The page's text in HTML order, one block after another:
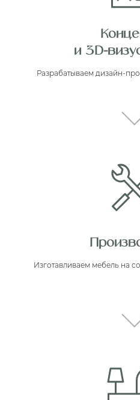
и 3D-
Разрабатываем дизайн-
Изготавливаем мебель на